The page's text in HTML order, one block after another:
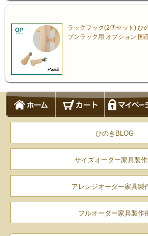
オプション
追加用の棚板(別売り)を
ラックフック(2個セット) ひ
プンラック用 オプション 国
ひのきBLOG
サイズオーダー家具製作
アレンジオーダー家具製
フルオーダー家具製作